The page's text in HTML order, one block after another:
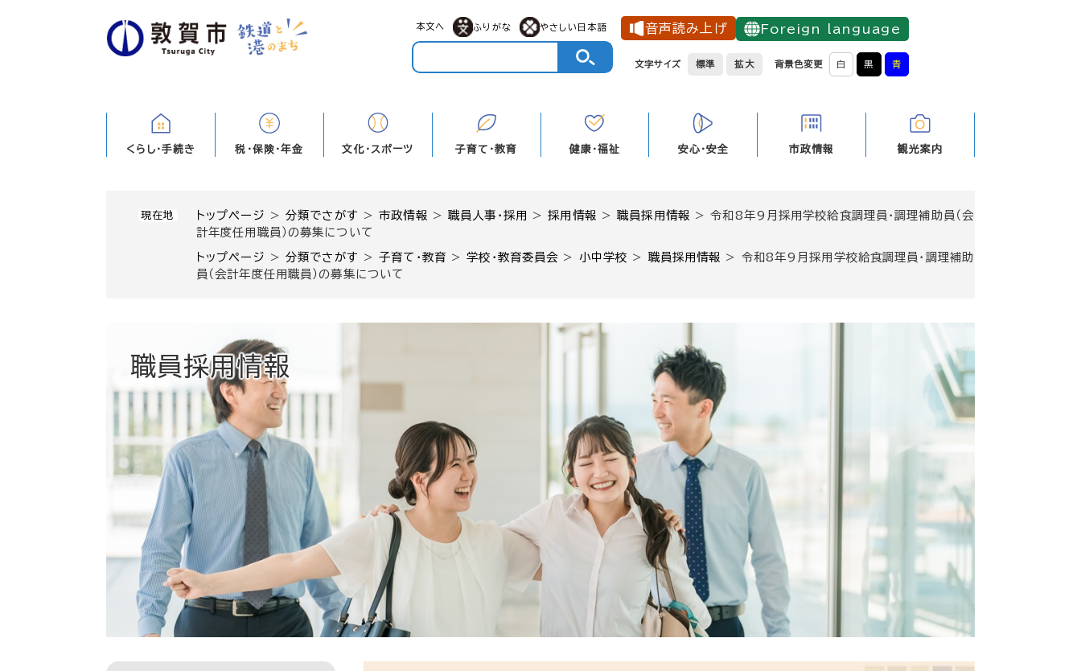
メニューを飛ばして本文へ
本文へ ふりがな やさしい日本語 音声読み上げ Foreign language
文字サイズ 標準 拡大 背景色変更 白 黒 青
くらし・手続き 税・保険・年金 文化・スポーツ 子育て・教育 健康・福祉 安心・安全 市政情報 観光案内
現在地 トップページ >分類でさがす >市政情報 >職員人事・採用 >採用情報 >職員採用情報 >令和8年9月採用学校給食調理員・調理補助員（会
計年度任用職員）の募集について
トップページ >分類でさがす >子育て・教育 >学校・教育委員会 > 小中学校 > 職員採用情報 > 令和8年9月採用学校給食調理員・調理補助
員（会計年度任用職員）の募集について
職員採用情報